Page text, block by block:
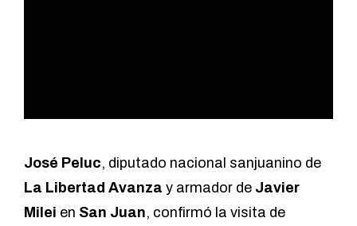
José Peluc, diputado nacional sanjuanino de
La Libertad Avanza y armador de Javier
Milei en San Juan, confirmó la visita de